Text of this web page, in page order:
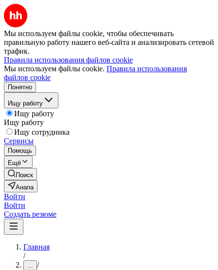
Мы используем файлы cookie, чтобы обеспечивать
правильную работу нашего веб-сайта и анализировать сетевой
трафик.
Правила использования файлов cookie
Мы используем файлы cookie. Правила использования
файлов cookie
Понятно
Ищу работу
Ищу работу
Ищу работу
Ищу сотрудника
Сервисы
Помощь
Ещё
Поиск
Анапа
Войти
Войти
Создать резюме
Главная
/
... /